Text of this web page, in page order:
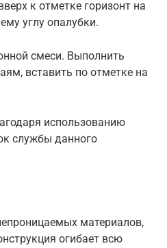
к отметке горизонт на
углу опалубки.
смеси. Выполнить
вставить по отметке на
использованию
службы данного
материалов,
огибает всю